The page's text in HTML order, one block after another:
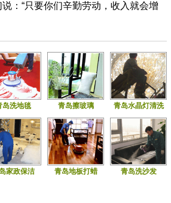
：“只要你们辛勤劳动，收入就会增
岛洗地毯 青岛擦玻璃 青岛水晶灯清洗
家政保洁 青岛地板打蜡 青岛洗沙发